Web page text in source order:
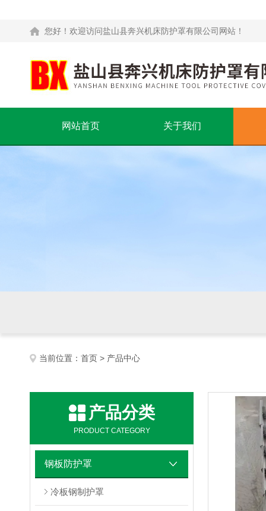
您好！欢迎访问盐山县奔兴机床防护罩有限公司网站！
网站首页 关于我们
当前位置： 首页 > 产品中心
产品分类
PRODUCT CATEGORY
钢板防护罩
冷板钢制护罩